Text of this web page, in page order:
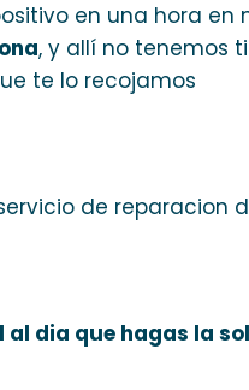
en una hora en
, y allí no tenemos
te lo recojamos
de reparacion
al dia que hagas la